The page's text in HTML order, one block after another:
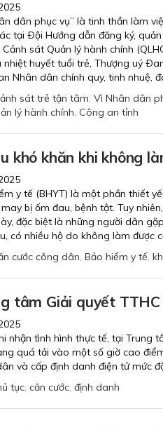
dân phục vụ” là tinh thần làm
tại Ðội Hướng dẫn đăng ký,
sát Quản lý hành chính
nhiệt huyết tuổi trẻ, Thượng uý
Nhân dân chính quy, tinh nhuệ,
sát trẻ tận tâm, Vì Nhân dân
lý hành chính, Công an tỉnh
khó khăn khi không
y tế (BHYT) là một phần thiết
bị ốm đau, bệnh tật. Tuy
đặc biệt là những người dân
có nhiều hộ do không làm được
cước công dân, Bảo hiểm y tế,
tâm Giải quyết
nhận tình hình thực tế, tại Trung
quá tải vào một số giờ cao
và cấp định danh điện tử mức
tục, căn cước, định danh